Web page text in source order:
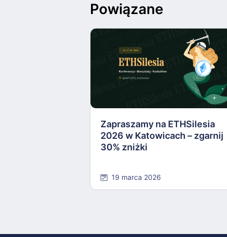
Powiązane
Zapraszamy na ETHSilesia
2026 w Katowicach – zgarnij
30% zniżki
19 marca 2026